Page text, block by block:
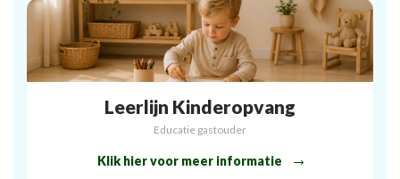
Leerlijn Kinderopvang
Educatie gastouder
Klik hier voor meer informatie